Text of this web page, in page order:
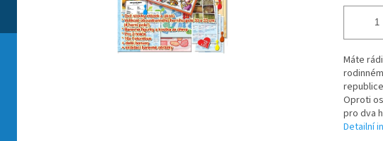
Máte
Oproti
pro dva
Detailní